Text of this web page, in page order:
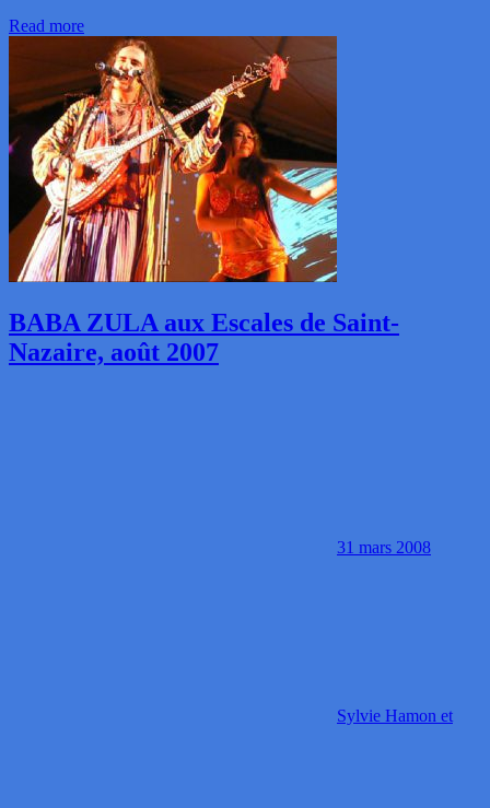
Read more
BABA ZULA aux Escales de Saint-
Nazaire, août 2007
31 mars 2008
Sylvie Hamon et